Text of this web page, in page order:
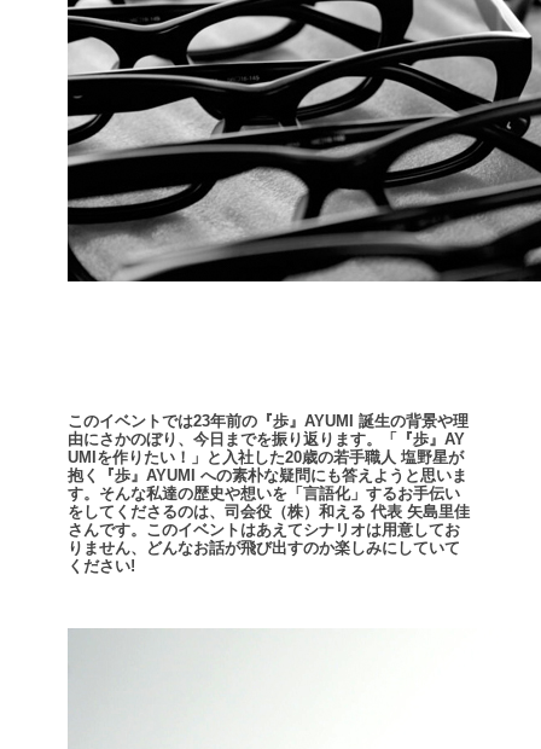
このイベントでは23年前の『歩』AYUMI 誕生の背景や理
由にさかのぼり、今日までを振り返ります。
「『歩』AY
UMIを作りたい！」と入社した20歳の若手職人 塩野星が
抱く『歩』AYUMI への素朴な疑問にも答えようと思いま
す。 そんな私達の歴史や想いを「言語化」するお手伝い
をしてくださるのは、司会役（株）和える 代表 矢島里佳
さんです。 このイベントはあえてシナリオは用意してお
りません、どんなお話が飛び出すのか楽しみにしていて
ください!